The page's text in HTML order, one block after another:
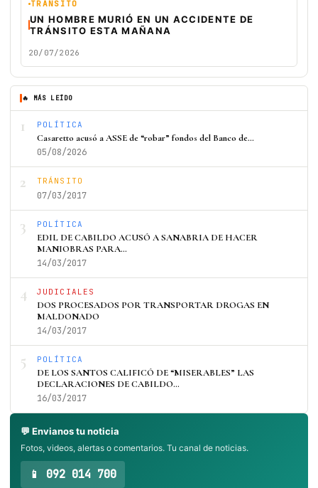
TRÁNSITO
UN HOMBRE MURIÓ EN UN ACCIDENTE DE
TRÁNSITO ESTA MAÑANA
20/07/2026
🔥 MÁS LEÍDO
1 POLÍTICA
Casaretto acusó a ASSE de “robar” fondos del Banco de…
05/08/2026
2 TRÁNSITO
07/03/2017
3 POLÍTICA
EDIL DE CABILDO ACUSÓ A SANABRIA DE HACER
MANIOBRAS PARA…
14/03/2017
4 JUDICIALES
DOS PROCESADOS POR TRANSPORTAR DROGAS EN
MALDONADO
14/03/2017
5 POLÍTICA
DE LOS SANTOS CALIFICÓ DE “MISERABLES” LAS
DECLARACIONES DE CABILDO…
16/03/2017
💬 Envianos tu noticia
Fotos, videos, alertas o comentarios. Tu canal de noticias.
📱 092 014 700